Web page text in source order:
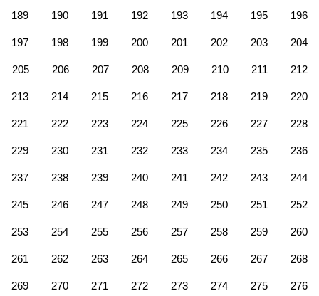
189 190 191 192 193 194 195 196
197 198 199 200 201 202 203 204
205 206 207 208 209 210 211 212
213 214 215 216 217 218 219 220
221 222 223 224 225 226 227 228
229 230 231 232 233 234 235 236
237 238 239 240 241 242 243 244
245 246 247 248 249 250 251 252
253 254 255 256 257 258 259 260
261 262 263 264 265 266 267 268
269 270 271 272 273 274 275 276